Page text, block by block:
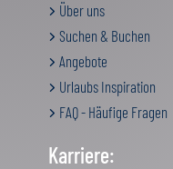
Über uns
Suchen & Buchen
Angebote
Urlaubs Inspiration
FAQ - Häufige Fragen
Karriere: